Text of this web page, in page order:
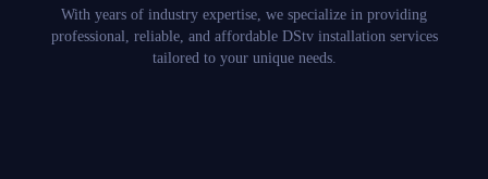
With years of industry expertise, we specialize in providing
professional, reliable, and affordable DStv installation services
tailored to your unique needs.